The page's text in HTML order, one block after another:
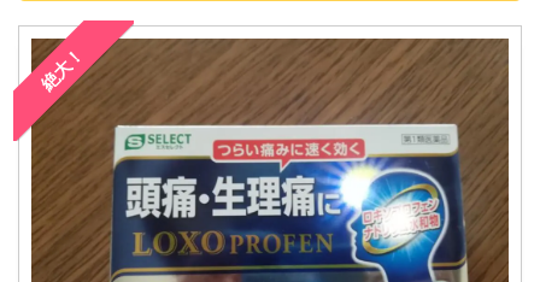
と悩んで大変です・・・。 ボ
クも会計ソフトので準備して
るけど、確定申告は時期が決
まっているから忘れない、期
限を過ぎないように注意して
ください。 おかんが網膜はく
離で入院・手術をして、生命
保険の事をちょっとだけ勉強
して、「ふむふむ。そういえ
ば医療費控除とかもあったな
な・・・」ってわかる方は多
いですよね？ セブ島でもこの
「偏頭痛」に悩まされました
が、ボク以外の方でも偏頭痛
に悩んでいる方は多いです。
ということで、今日はボクの
場合で「偏頭痛で吐き気やガ
ンガン頭が痛くて仕事になら
ない！原因や効き目のある市
販薬」を紹介するよ♪ 頭がガン
絶大！